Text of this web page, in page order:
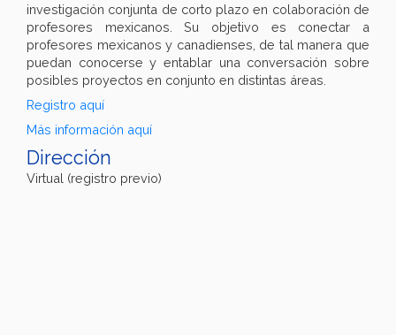
investigación conjunta de corto plazo en colaboración de
profesores mexicanos. Su objetivo es conectar a
profesores mexicanos y canadienses, de tal manera que
puedan conocerse y entablar una conversación sobre
posibles proyectos en conjunto en distintas áreas.
Registro aquí
Más información aquí
Dirección
Virtual (registro previo)